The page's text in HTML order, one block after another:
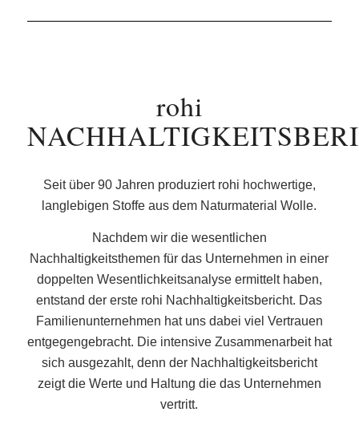
rohi
Seit über 90 Jahren produziert rohi hochwertige,
langlebigen Stoffe aus dem Naturmaterial Wolle.
Nachdem wir die wesentlichen
Nachhaltigkeitsthemen für das Unternehmen in einer
doppelten Wesentlichkeitsanalyse ermittelt haben,
entstand der erste rohi Nachhaltigkeitsbericht. Das
Familienunternehmen hat uns dabei viel Vertrauen
entgegengebracht. Die intensive Zusammenarbeit hat
sich ausgezahlt, denn der Nachhaltigkeitsbericht
zeigt die Werte und Haltung die das Unternehmen
vertritt.